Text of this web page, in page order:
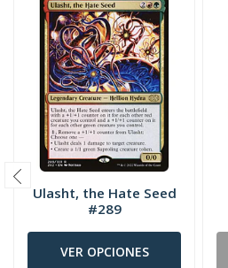
Ulasht, the Hate Seed
#289
VER OPCIONES